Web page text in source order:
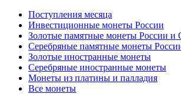
Поступления месяца
Инвестиционные монеты России
Золотые памятные монеты России
Серебряные памятные монеты
Золотые иностранные монеты
Серебряные иностранные монеты
Монеты из платины и палладия
Все монеты